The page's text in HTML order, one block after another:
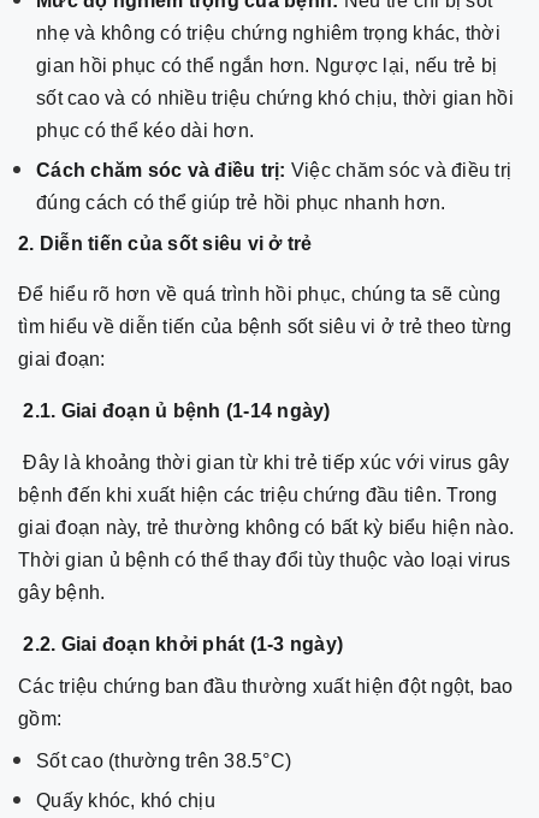
nhẹ và không có triệu chứng nghiêm trọng khác, thời
gian hồi phục có thể ngắn hơn. Ngược lại, nếu trẻ bị
sốt cao và có nhiều triệu chứng khó chịu, thời gian hồi
phục có thể kéo dài hơn.
Cách chăm sóc và điều trị: Việc chăm sóc và điều trị
đúng cách có thể giúp trẻ hồi phục nhanh hơn.
2. Diễn tiến của sốt siêu vi ở trẻ
Để hiểu rõ hơn về quá trình hồi phục, chúng ta sẽ cùng
tìm hiểu về diễn tiến của bệnh sốt siêu vi ở trẻ theo từng
giai đoạn:
2.1. Giai đoạn ủ bệnh (1-14 ngày)
Đây là khoảng thời gian từ khi trẻ tiếp xúc với virus gây
bệnh đến khi xuất hiện các triệu chứng đầu tiên. Trong
giai đoạn này, trẻ thường không có bất kỳ biểu hiện nào.
Thời gian ủ bệnh có thể thay đổi tùy thuộc vào loại virus
gây bệnh.
2.2. Giai đoạn khởi phát (1-3 ngày)
Các triệu chứng ban đầu thường xuất hiện đột ngột, bao
gồm:
Sốt cao (thường trên 38.5°C)
Quấy khóc, khó chịu